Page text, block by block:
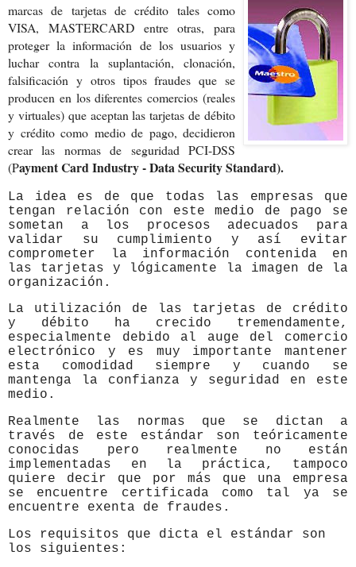
marcas de tarjetas de crédito tales como
VISA, MASTERCARD entre otras, para
proteger la información de los usuarios y
luchar contra la suplantación, clonación,
falsificación y otros tipos fraudes que se
producen en los diferentes comercios (reales
y virtuales) que aceptan las tarjetas de débito
y crédito como medio de pago, decidieron
crear las normas de seguridad PCI-DSS
(Payment Card Industry - Data Security Standard).
La idea es de que todas las empresas que
tengan relación con este medio de pago se
sometan a los procesos adecuados para
validar su cumplimiento y así evitar
comprometer la información contenida en
las tarjetas y lógicamente la imagen de la
organización.
La utilización de las tarjetas de crédito
y débito ha crecido tremendamente,
especialmente debido al auge del comercio
electrónico y es muy importante mantener
esta comodidad siempre y cuando se
mantenga la confianza y seguridad en este
medio.
Realmente las normas que se dictan a
través de este estándar son teóricamente
conocidas pero realmente no están
implementadas en la práctica, tampoco
quiere decir que por más que una empresa
se encuentre certificada como tal ya se
encuentre exenta de fraudes.
Los requisitos que dicta el estándar son
los siguientes: